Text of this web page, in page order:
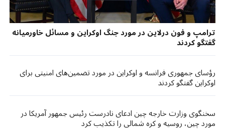
ترامپ و فون درلاین در مورد جنگ اوکراین و مسائل خاورمیانه
گفتگو کردند
رؤسای جمهوری فرانسه و اوکراین در مورد تضمین‌های امنیتی برای
اوکراین گفتگو کردند
سخنگوی وزارت خارجه چین ادعای نادرست رئیس جمهور آمریکا در
مورد چین، روسیه و کره شمالی را تکذیب کرد